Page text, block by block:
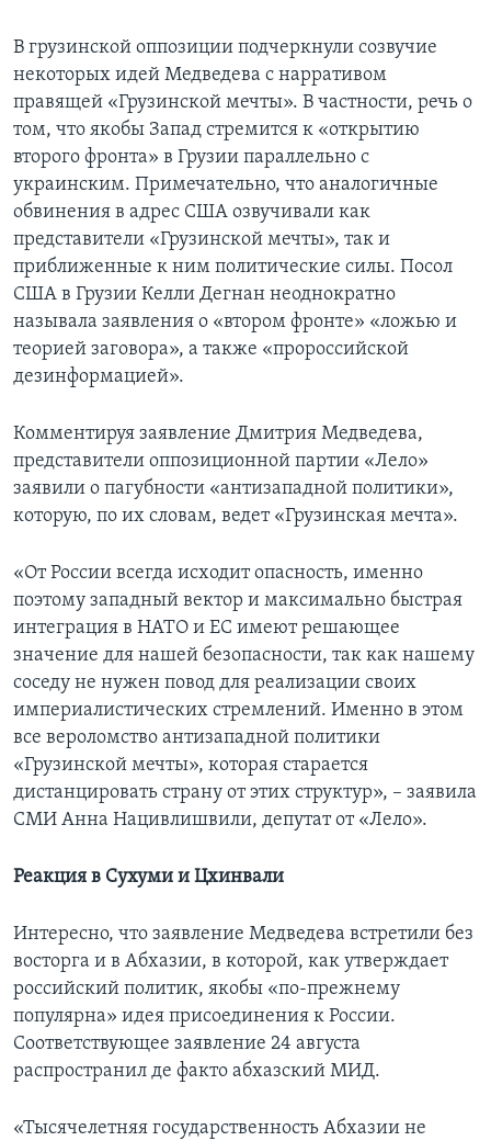
В грузинской оппозиции подчеркнули созвучие
некоторых идей Медведева с нарративом
правящей «Грузинской мечты». В частности, речь о
том, что якобы Запад стремится к «открытию
второго фронта» в Грузии параллельно с
украинским. Примечательно, что аналогичные
обвинения в адрес США озвучивали как
представители «Грузинской мечты», так и
приближенные к ним политические силы. Посол
США в Грузии Келли Дегнан неоднократно
называла заявления о «втором фронте» «ложью и
теорией заговора», а также «пророссийской
дезинформацией».
Комментируя заявление Дмитрия Медведева,
представители оппозиционной партии «Лело»
заявили о пагубности «антизападной политики»,
которую, по их словам, ведет «Грузинская мечта».
«От России всегда исходит опасность, именно
поэтому западный вектор и максимально быстрая
интеграция в НАТО и ЕС имеют решающее
значение для нашей безопасности, так как нашему
соседу не нужен повод для реализации своих
империалистических стремлений. Именно в этом
все вероломство антизападной политики
«Грузинской мечты», которая старается
дистанцировать страну от этих структур», – заявила
СМИ Анна Нацивлишвили, депутат от «Лело».
Реакция в Сухуми и Цхинвали
Интересно, что заявление Медведева встретили без
восторга и в Абхазии, в которой, как утверждает
российский политик, якобы «по-прежнему
популярна» идея присоединения к России.
Соответствующее заявление 24 августа
распространил де факто абхазский МИД.
«Тысячелетняя государственность Абхазии не